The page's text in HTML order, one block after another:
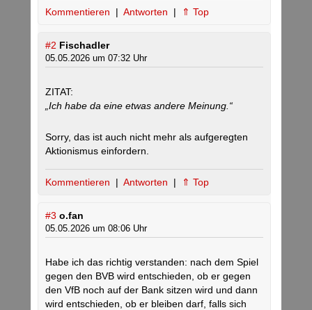
Kommentieren | Antworten | ⇑ Top
#2 Fischadler
05.05.2026 um 07:32 Uhr
ZITAT:
„Ich habe da eine etwas andere Meinung.“
Sorry, das ist auch nicht mehr als aufgeregten
Aktionismus einfordern.
Kommentieren | Antworten | ⇑ Top
#3 o.fan
05.05.2026 um 08:06 Uhr
Habe ich das richtig verstanden: nach dem Spiel
gegen den BVB wird entschieden, ob er gegen
den VfB noch auf der Bank sitzen wird und dann
wird entschieden, ob er bleiben darf, falls sich